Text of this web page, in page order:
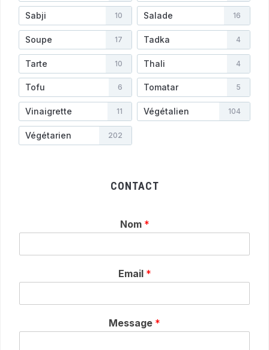
Sabji 10 Salade 16
Soupe 17 Tadka 4
Tarte 10 Thali 4
Tofu 6 Tomatar 5
Vinaigrette 11 Végétalien 104
Végétarien 202
CONTACT
Nom *
Email *
Message *